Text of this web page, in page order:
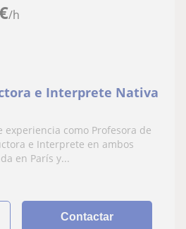
/h
e Interprete Nativa
experiencia como Profesora de
e Interprete en ambos
en París y...
Contactar